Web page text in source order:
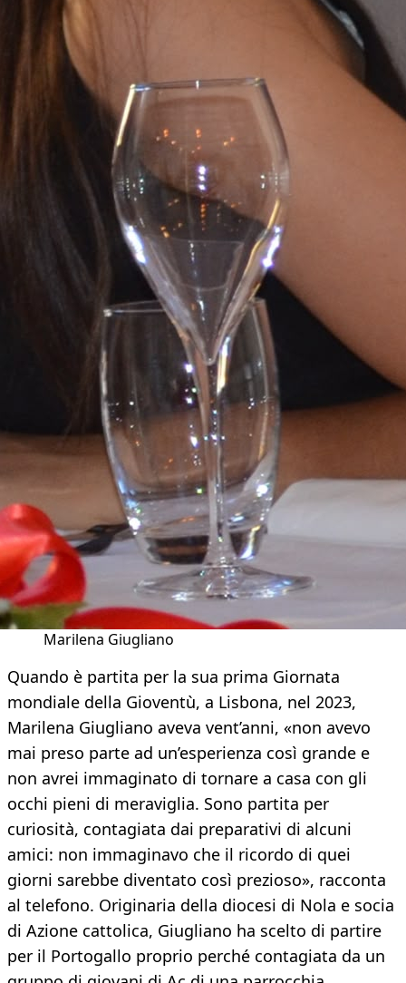
Marilena Giugliano
Quando è partita per la sua prima Giornata
mondiale della Gioventù, a Lisbona, nel 2023,
Marilena Giugliano aveva vent’anni, «non avevo
mai preso parte ad un’esperienza così grande e
non avrei immaginato di tornare a casa con gli
occhi pieni di meraviglia. Sono partita per
curiosità, contagiata dai preparativi di alcuni
amici: non immaginavo che il ricordo di quei
giorni sarebbe diventato così prezioso», racconta
al telefono. Originaria della diocesi di Nola e socia
di Azione cattolica, Giugliano ha scelto di partire
per il Portogallo proprio perché contagiata da un